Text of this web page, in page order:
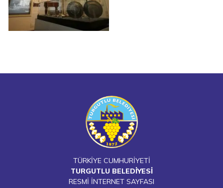
TÜRKİYE CUMHURİYETİ
TURGUTLU BELEDİYESİ
RESMİ İNTERNET SAYFASI